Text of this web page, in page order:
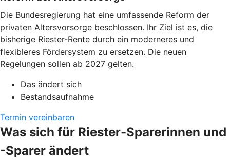
Die Bundesregierung hat eine umfassende Reform der
privaten Altersvorsorge beschlossen. Ihr Ziel ist es, die
bisherige Riester-Rente durch ein moderneres und
flexibleres Fördersystem zu ersetzen. Die neuen
Regelungen sollen ab 2027 gelten.
Das ändert sich
Bestandsaufnahme
Termin vereinbaren
Was sich für Riester-Sparerinnen und
-Sparer ändert